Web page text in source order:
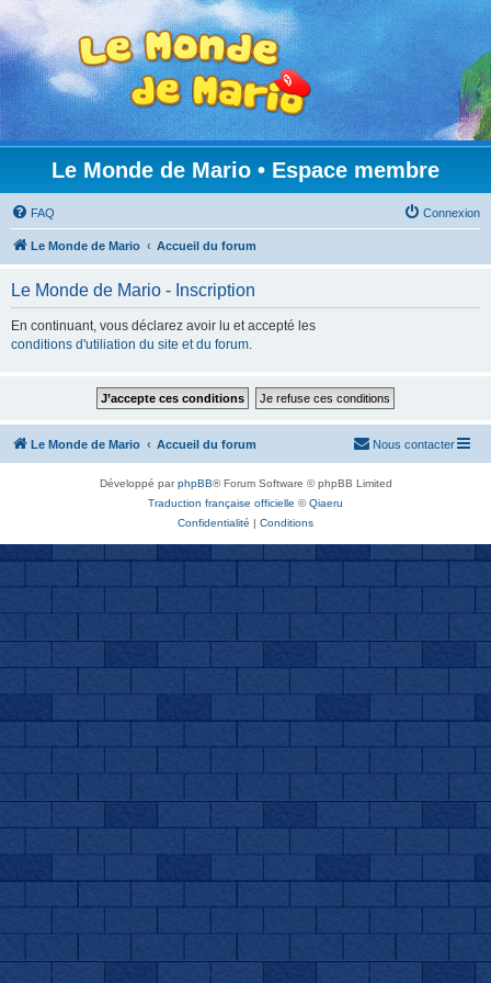
Le Monde de Mario • Espace membre
FAQ Connexion
Le Monde de Mario Accueil du forum
Le Monde de Mario - Inscription
En continuant, vous déclarez avoir lu et accepté les
conditions d'utiliation du site et du forum.
Le Monde de Mario Accueil du forum Nous contacter
Développé parphpBB® Forum Software © phpBB Limited
Traduction française officielle ©Qiaeru
Confidentialité | Conditions